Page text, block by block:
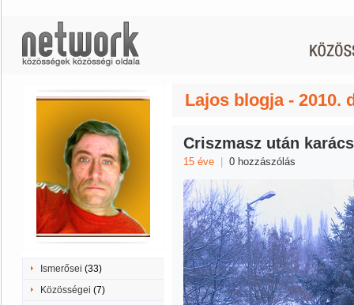
Ismerősei (33)
Közösségei (7)
Lajos blogja - 2010.
Criszmasz után
15 éve 0 hozzászólás